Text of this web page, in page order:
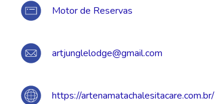
Motor de Reservas
artjunglelodge@gmail.com
https://artenamatachalesitacare.com.br/